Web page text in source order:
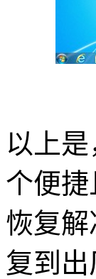
以上
个便
恢复
复到